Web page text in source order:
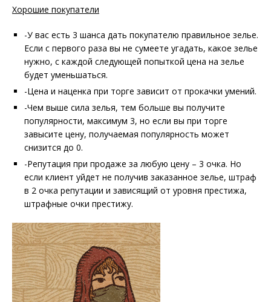
Хорошие покупатели
-У вас есть 3 шанса дать покупателю правильное зелье.
Если с первого раза вы не сумеете угадать, какое зелье
нужно, с каждой следующей попыткой цена на зелье
будет уменьшаться.
-Цена и наценка при торге зависит от прокачки умений.
-Чем выше сила зелья, тем больше вы получите
популярности, максимум 3, но если вы при торге
завысите цену, получаемая популярность может
снизится до 0.
-Репутация при продаже за любую цену – 3 очка. Но
если клиент уйдет не получив заказанное зелье, штраф
в 2 очка репутации и зависящий от уровня престижа,
штрафные очки престижу.